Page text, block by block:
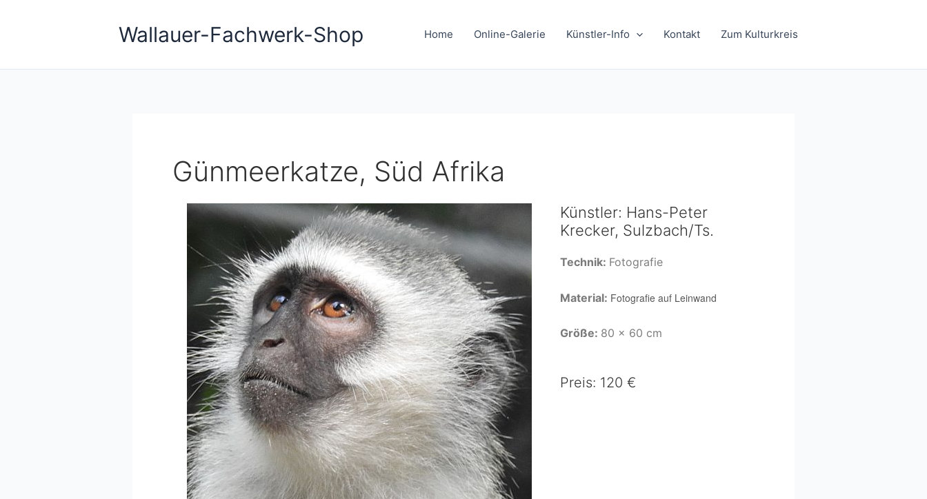
Wallauer-Fachwerk-Shop Home Online-Galerie Künstler-Info Kontakt Zum Kulturkreis
Günmeerkatze, Süd Afrika
Künstler: Hans-Peter
Krecker, Sulzbach/Ts.
Technik: Fotografie
Material: Fotografie auf Leinwand
Größe: 80 x 60 cm
Preis: 120 €